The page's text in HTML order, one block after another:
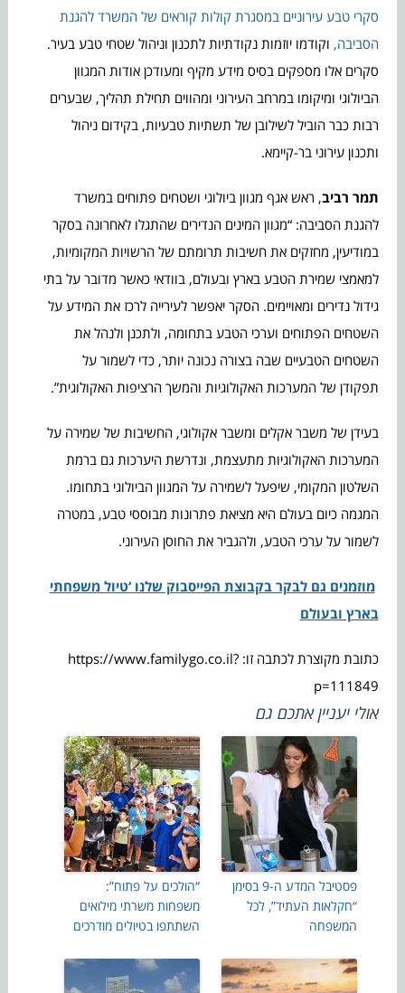
סקרי טבע עירוניים במסגרת קולות קוראים של המשרד להגנת
הסביבה, וקודמו יוזמות נקודתיות לתכנון וניהול שטחי טבע בעיר.
סקרים אלו מספקים בסיס מידע מקיף ומעודכן אודות המגוון
הביולוגי ומיקומו במרחב העירוני ומהווים תחילת תהליך, שבערים
רבות כבר הוביל לשילובן של תשתיות טבעיות, בקידום ניהול
ותכנון עירוני בר-קיימא.
תמר רביב, ראש אגף מגוון ביולוגי ושטחים פתוחים במשרד
להגנת הסביבה: “מגוון המינים הנדירים שהתגלו לאחרונה בסקר
במודיעין, מחזקים את חשיבות תרומתם של הרשויות המקומיות,
למאמצי שמירת הטבע בארץ ובעולם, בוודאי כאשר מדובר על בתי
גידול נדירים ומאויימים. הסקר יאפשר לעירייה לרכז את המידע על
השטחים הפתוחים וערכי הטבע בתחומה, ולתכנן ולנהל את
השטחים הטבעיים שבה בצורה נכונה יותר, כדי לשמור על
תפקודן של המערכות האקולוגיות והמשך הרציפות האקולוגית”.
בעידן של משבר אקלים ומשבר אקולוגי, החשיבות של שמירה על
המערכות האקולוגיות מתעצמת, ונדרשת היערכות גם ברמת
השלטון המקומי, שיפעל לשמירה על המגוון הביולוגי בתחומו.
המגמה כיום בעולם היא מציאת פתרונות מבוססי טבע, במטרה
לשמור על ערכי הטבע, ולהגביר את החוסן העירוני.
מוזמנים גם לבקר בקבוצת הפייסבוק שלנו ‘טיול משפחתי
בארץ ובעולם
כתובת מקוצרת לכתבה זו: https://www.familygo.co.il?
p=111849
אולי יעניין אתכם גם
פסטיבל המדע ה-9 בסימן
“חקלאות העתיד”, לכל
המשפחה
“הולכים על פתוח”:
משפחות משרתי מילואים
השתתפו בטיולים מודרכים